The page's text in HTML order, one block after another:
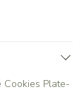
Cookies Plate-